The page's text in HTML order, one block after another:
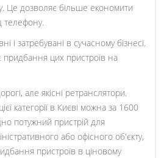
Це дозволяє більше економити
телефону.
і затребувані в сучасному бізнесі.
цих пристроїв на
але якісні ретранслятори.
категорії в Києві можна за 1600
потужний пристрій для
або офісного об'єкту,
пристроїв в ціновому